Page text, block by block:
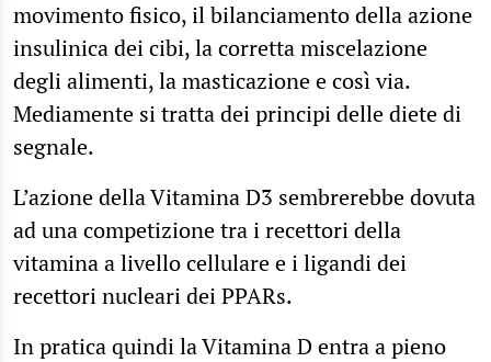
movimento fisico, il bilanciamento della azione
insulinica dei cibi, la corretta miscelazione
degli alimenti, la masticazione e così via.
Mediamente si tratta dei principi delle diete di
segnale.
L’azione della Vitamina D3 sembrerebbe dovuta
ad una competizione tra i recettori della
vitamina a livello cellulare e i ligandi dei
recettori nucleari dei PPARs.
In pratica quindi la Vitamina D entra a pieno